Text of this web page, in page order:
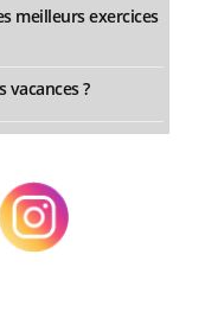
meilleurs exercices
?